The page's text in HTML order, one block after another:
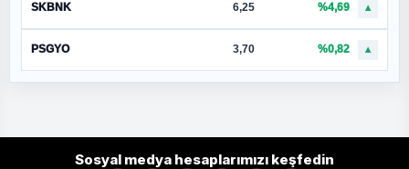
SKBNK 6,25 %4,69 ▲
PSGYO 3,70 %0,82 ▲
Sosyal medya hesaplarımızı keşfedin